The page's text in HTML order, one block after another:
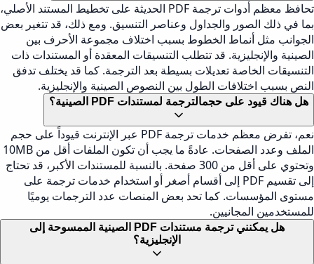
تحافظ معظم أدوات ترجمة PDF الحديثة على تخطيط المستند الأصلي،
بما في ذلك الصور والجداول وعناصر التنسيق. ومع ذلك، قد تتغير بعض
الجوانب مثل أنماط الخطوط بسبب اختلاف مجموعة الأحرف بين
الصينية والإنجليزية. قد تتطلب التنسيقات المعقدة أو المستندات ذات
التنسيقات الخاصة تعديلات بسيطة بعد الترجمة. كما قد يختلف تدفق
النص بسبب اختلافات الطول بين النصوص الصينية والإنجليزية.
هل هناك قيود على حجمالترجمة لمستندات PDF الصينية؟
نعم، تفرض معظم خدمات ترجمة PDF عبر الإنترنت قيوداً على حجم
الملف وعدد الصفحات. عادةً ما يجب أن تكون الملفات أقل من 10MB
وتحتوي على أقل من 300 صفحة. بالنسبة للمستندات الأكبر، قد تحتاج
إلى تقسيم PDF إلى أقسام أصغر أو استخدام خدمات ترجمة على
مستوى المؤسسات. كما تحد بعض المنصات عدد الترجمات يوميًا
للمستخدمين المجانيين.
هل يمكنني ترجمة مستندات PDF الصينية الممسوحة إلى
الإنجليزية؟